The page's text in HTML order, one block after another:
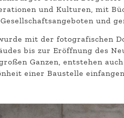
und Kulturen, mit
und
mit der fotografischen
bis zur Eröffnung des
Ganzen, entstehen
einer Baustelle